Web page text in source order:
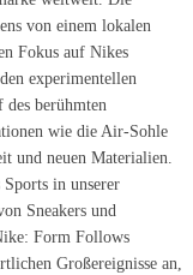
von einem lokalen
Fokus auf Nikes
experimentellen
berühmten
wie die Air-Sohle
und neuen Materialien.
in unserer
Sneakers und
Form Follows
Großereignisse an,